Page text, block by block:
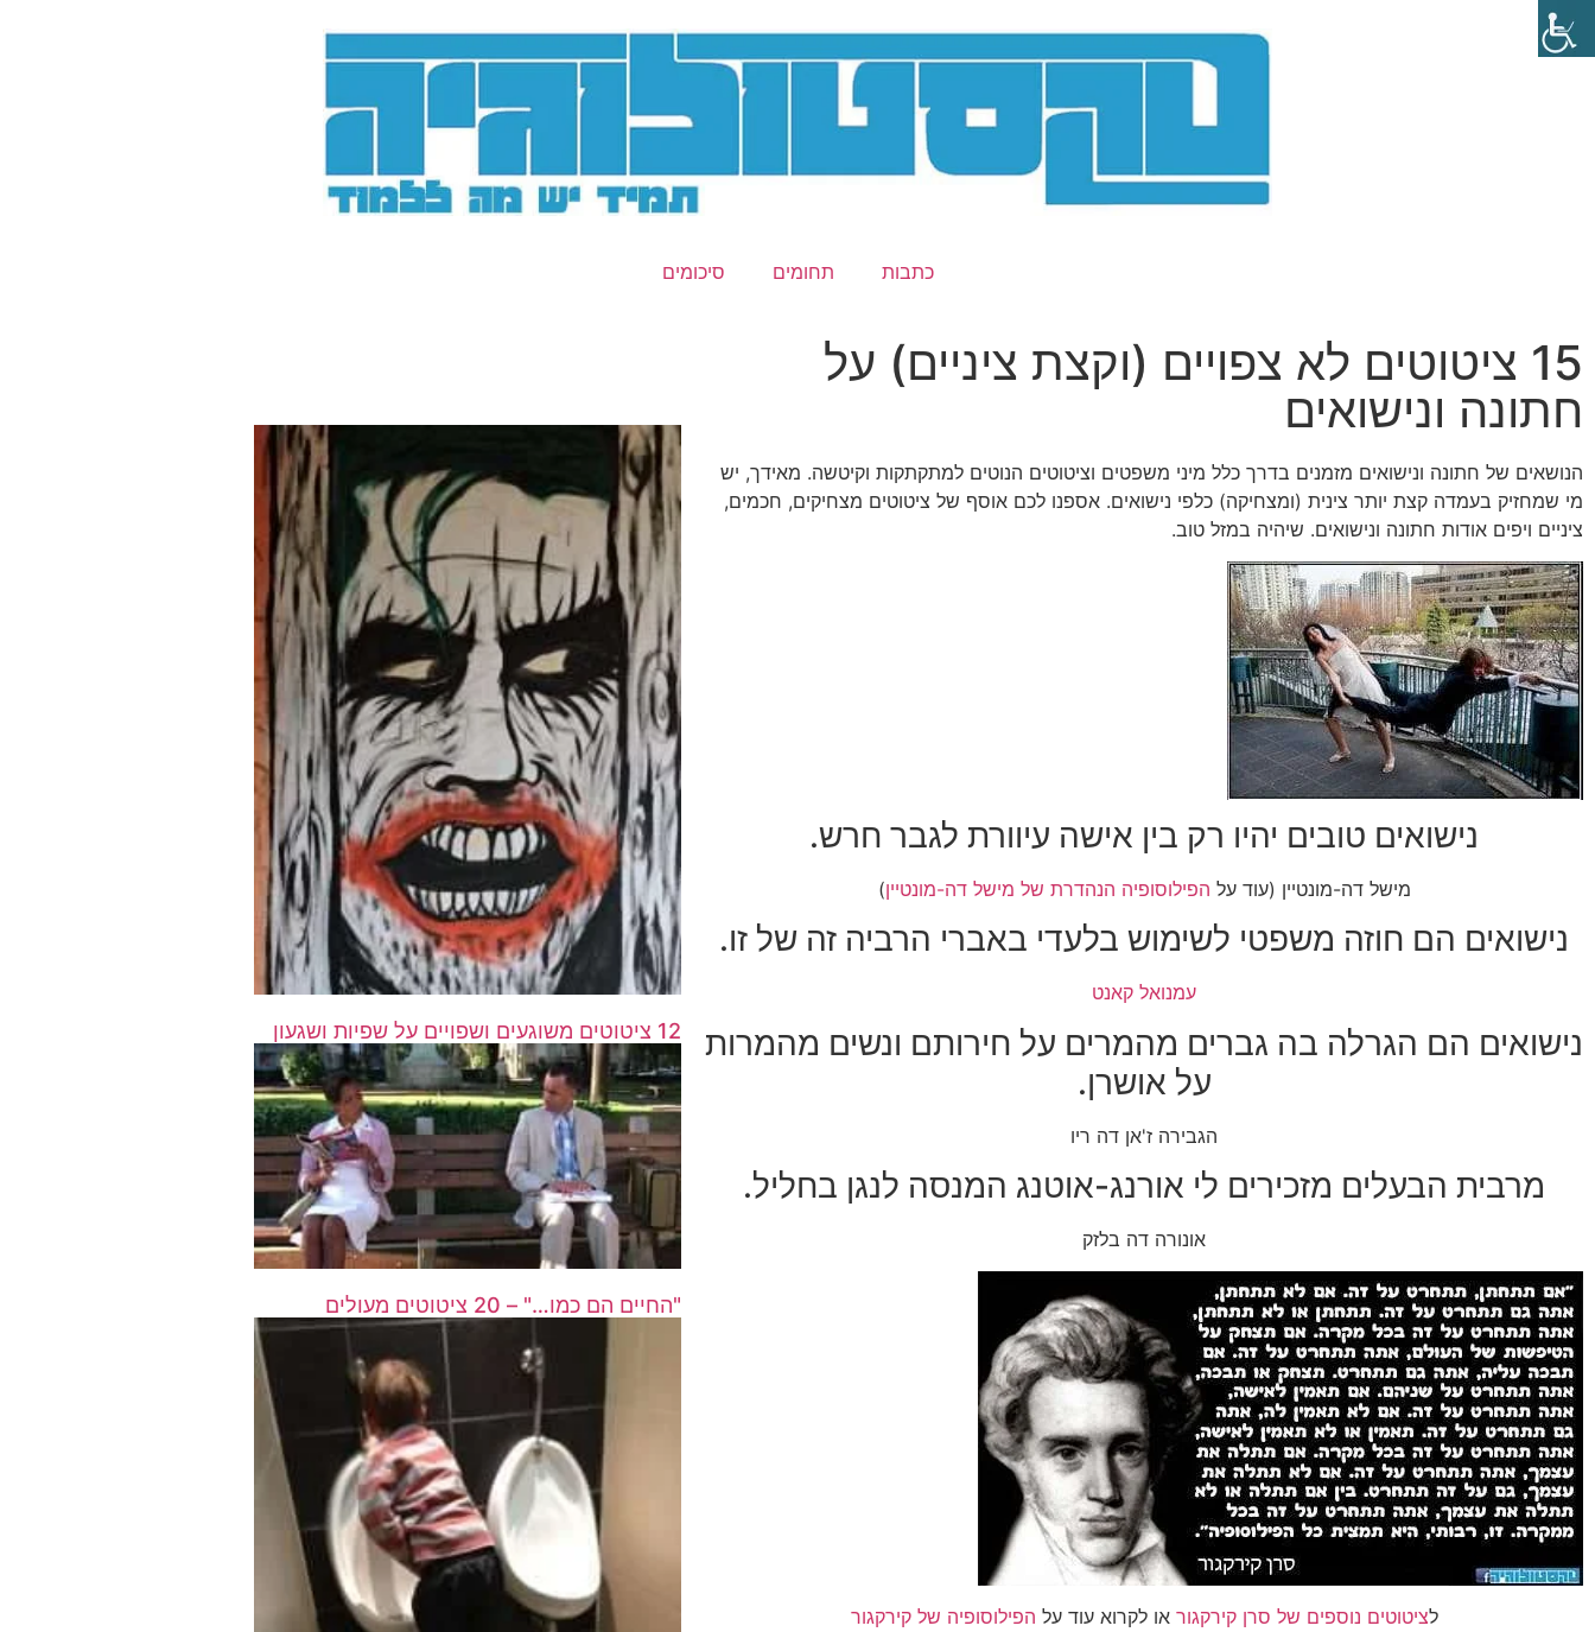
כתבות תחומים סיכומים
15 ציטוטים לא צפויים (וקצת ציניים) על
חתונה ונישואים
הנושאים של חתונה ונישואים מזמנים בדרך כלל מיני משפטים וציטוטים הנוטים למתקתקות וקיטשה. מאידך, יש
מי שמחזיק בעמדה קצת יותר צינית (ומצחיקה) כלפי נישואים. אספנו לכם אוסף של ציטוטים מצחיקים, חכמים,
ציניים ויפים אודות חתונה ונישואים. שיהיה במזל טוב.
נישואים טובים יהיו רק בין אישה עיוורת לגבר חרש.
מישל דה-מונטיין (עוד על הפילוסופיה הנהדרת של מישל דה-מונטיין)
נישואים הם חוזה משפטי לשימוש בלעדי באברי הרביה זה של זו.
עמנואל קאנט
נישואים הם הגרלה בה גברים מהמרים על חירותם ונשים מהמרות
על אושרן.
הגבירה ז'אן דה ריו
מרבית הבעלים מזכירים לי אורנג-אוטנג המנסה לנגן בחליל.
אונורה דה בלזק
לציטוטים נוספים של סרן קירקגור או לקרוא עוד על הפילוסופיה של קירקגור
12 ציטוטים משוגעים ושפויים על שפיות ושגעון
"החיים הם כמו…" – 20 ציטוטים מעולים